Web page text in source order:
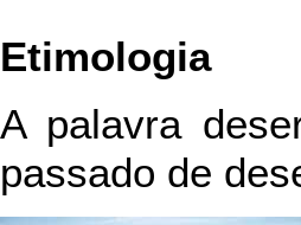
Etimologia
A palavra
passado de